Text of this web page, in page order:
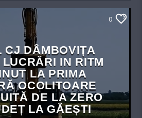
0
CJ DÂMBOVIȚA
IN RITM
LA PRIMA
OCOLITOARE
DE LA ZERO
LA GĂEȘTI